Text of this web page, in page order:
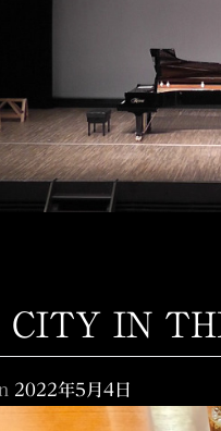
CITY IN
2022年5月4日